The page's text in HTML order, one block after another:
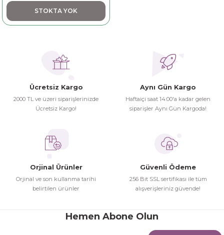
STOKTA YOK
Ücretsiz Kargo
2000 TL ve üzeri siparişlerinizde
Ücretsiz Kargo!
Aynı Gün Kargo
Haftaiçi saat 14:00'a kadar gelen
siparişler Aynı Gün Kargoda!
Orjinal Ürünler
Orjinal ve son kullanma tarihi
belirtilen ürünler
Güvenli Ödeme
256 Bit SSL sertifikası ile tüm
alışverişleriniz güvende!
Hemen Abone Olun